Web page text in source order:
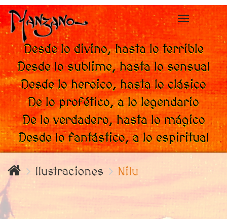
Toggle
navigation
Desde lo divino, hasta lo terrible
Desde lo sublime, hasta lo sensual
Desde lo heroico, hasta lo clásico
De lo profético, a lo legendario
De lo verdadero, hasta lo mágico
Desde lo fantástico, a lo espiritual
Ilustraciones Nilu